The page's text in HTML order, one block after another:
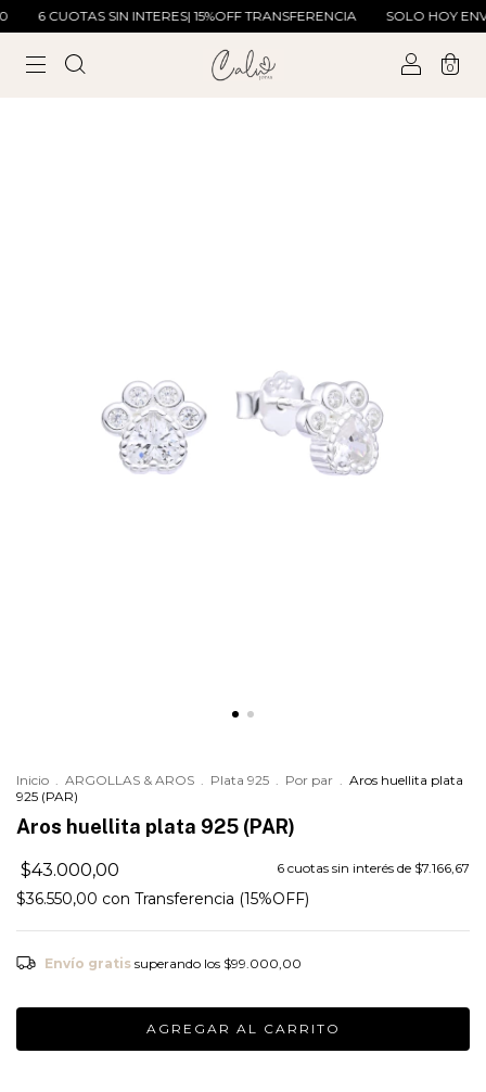
6 CUOTAS SIN INTERES| 15%OFF TRANSFERENCIA SOLO HOY
0
Inicio . ARGOLLAS & AROS . Plata 925 . Por par . Aros huellita plata
925 (PAR)
Aros huellita plata 925 (PAR)
$43.000,00 6 cuotas sin interés de $7.166,67
$36.550,00 con Transferencia (15%OFF)
Envío gratis superando los $99.000,00